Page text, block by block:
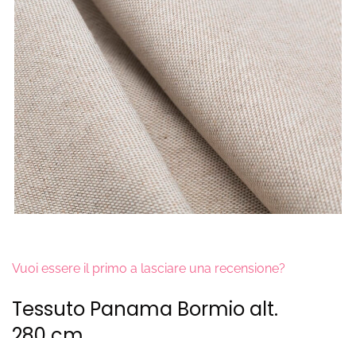
Vuoi essere il primo a lasciare una recensione?
Tessuto Panama Bormio alt.